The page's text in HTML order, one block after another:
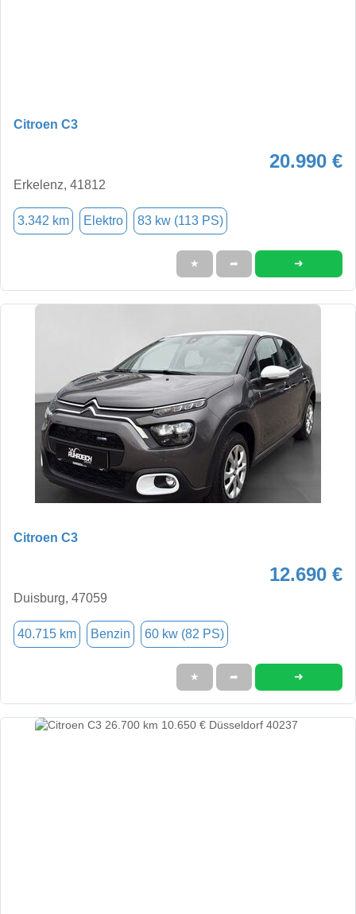
Citroen C3
20.990 €
Erkelenz, 41812
3.342 km Elektro 83 kw (113 PS)
★ ➦ ➜
Citroen C3
12.690 €
Duisburg, 47059
40.715 km Benzin 60 kw (82 PS)
★ ➦ ➜